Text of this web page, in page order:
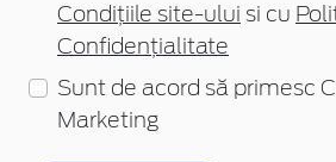
Condițiile site-ului si cu
Confidențialitate
Sunt de acord să primesc
Marketing